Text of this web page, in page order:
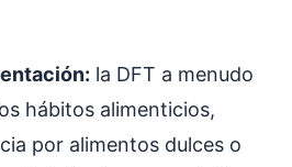
la DFT a menudo
hábitos alimenticios,
por alimentos dulces o